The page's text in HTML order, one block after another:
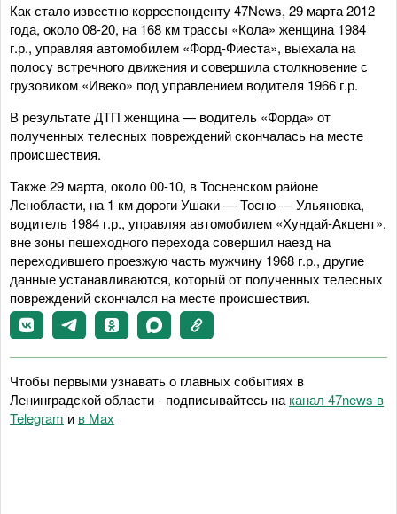
Как стало известно корреспонденту 47News, 29 марта 2012
года, около 08-20, на 168 км трассы «Кола» женщина 1984
г.р., управляя автомобилем «Форд-Фиеста», выехала на
полосу встречного движения и совершила столкновение с
грузовиком «Ивеко» под управлением водителя 1966 г.р.
В результате ДТП женщина — водитель «Форда» от
полученных телесных повреждений скончалась на месте
происшествия.
Также 29 марта, около 00-10, в Тосненском районе
Ленобласти, на 1 км дороги Ушаки — Тосно — Ульяновка,
водитель 1984 г.р., управляя автомобилем «Хундай-Акцент»,
вне зоны пешеходного перехода совершил наезд на
переходившего проезжую часть мужчину 1968 г.р., другие
данные устанавливаются, который от полученных телесных
повреждений скончался на месте происшествия.
Чтобы первыми узнавать о главных событиях в
Ленинградской области - подписывайтесь на канал 47news в
Telegram и в Maх